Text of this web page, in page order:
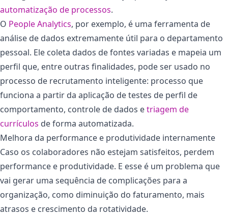
automatização de processos.
O People Analytics, por exemplo, é uma ferramenta de
análise de dados extremamente útil para o departamento
pessoal. Ele coleta dados de fontes variadas e mapeia um
perfil que, entre outras finalidades, pode ser usado no
processo de recrutamento inteligente: processo que
funciona a partir da aplicação de testes de perfil de
comportamento, controle de dados etriagem de
currículos de forma automatizada.
Melhora da performance e produtividade internamente
Caso os colaboradores não estejam satisfeitos, perdem
performance e produtividade. E esse é um problema que
vai gerar uma sequência de complicações para a
organização, como diminuição do faturamento, mais
atrasos e crescimento da rotatividade.